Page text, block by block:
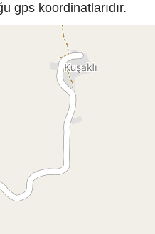
gps koordinatlarıdır.